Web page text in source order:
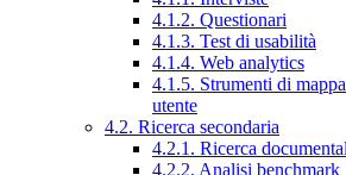
4.1.2. Questionari
4.1.3. Test di usabilità
4.1.4. Web analytics
4.1.5. Strumenti di
utente
4.2. Ricerca secondaria
4.2.1. Ricerca
4.2.2. Analisi benchmark